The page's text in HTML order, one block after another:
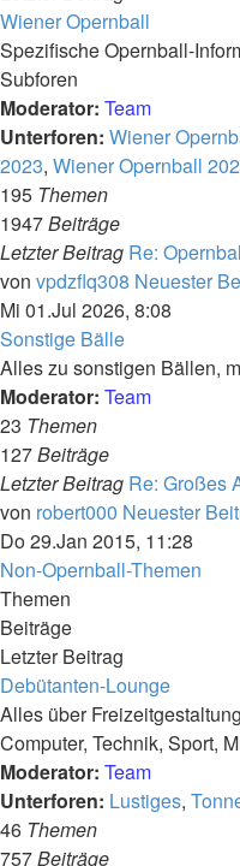
Wiener Opernball
Spezifische Opernball-
Subforen
Moderator: Team
Unterforen: Wiener
2023, Wiener Opernball
195 Themen
1947Beiträge
Letzter Beitrag Re:
von vpdzflq308 Neuester
Mi 01.Jul 2026, 8:08
Sonstige Bälle
Alles zu sonstigen Bällen,
Moderator: Team
23 Themen
127Beiträge
Letzter Beitrag Re: Großes
von robert000 Neuester
Do 29.Jan 2015, 11:28
Non-Opernball-Themen
Themen
Beiträge
Letzter Beitrag
Debütanten-Lounge
Alles über
Computer, Technik, Sport,
Moderator: Team
Unterforen: Lustiges,
46 Themen
757Beiträge